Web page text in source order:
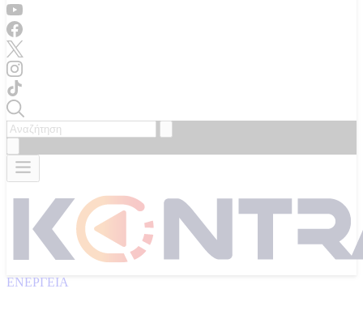
ΕΝΕΡΓΕΙΑ